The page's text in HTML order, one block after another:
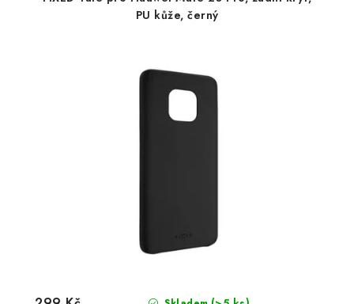
PU kůže, černý